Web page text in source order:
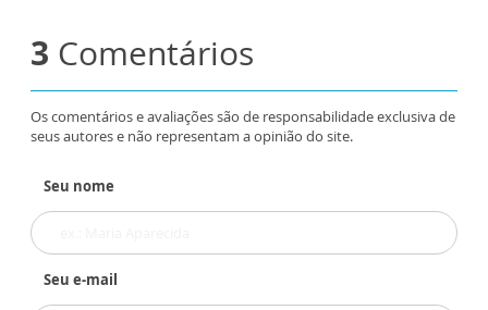
3 Comentários
Os comentários e avaliações são de responsabilidade exclusiva de
seus autores e não representam a opinião do site.
Seu nome
Seu e-mail